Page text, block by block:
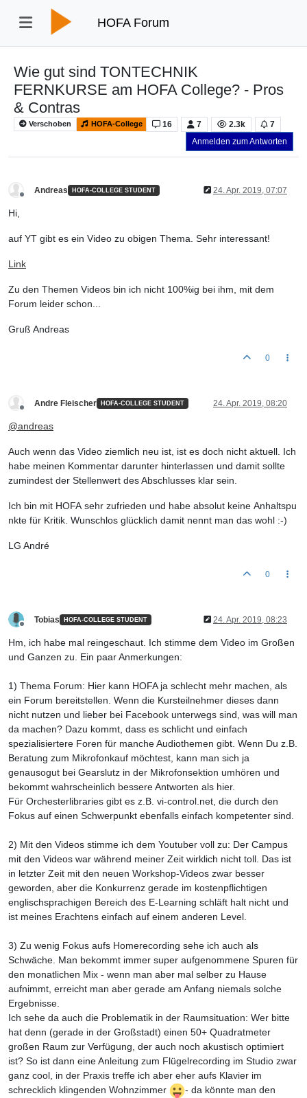
HOFA Forum
Wie gut sind TONTECHNIK
FERNKURSE am HOFA College? - Pros
& Contras
Verschoben HOFA-College 16 7 2.3k
7
Anmelden zum Antworten
Andreas HOFA-COLLEGE STUDENT 24. Apr. 2019, 07:07
Hi,
auf YT gibt es ein Video zu obigen Thema. Sehr interessant!
Link
Zu den Themen Videos bin ich nicht 100%ig bei ihm, mit dem
Forum leider schon...
Gruß Andreas
0
Andre Fleischer HOFA-COLLEGE STUDENT 24. Apr. 2019, 08:20
@andreas
Auch wenn das Video ziemlich neu ist, ist es doch nicht aktuell. Ich
habe meinen Kommentar darunter hinterlassen und damit sollte
zumindest der Stellenwert des Abschlusses klar sein.
Ich bin mit HOFA sehr zufrieden und habe absolut keine Anhaltspu
nkte für Kritik. Wunschlos glücklich damit nennt man das wohl :-)
LG André
0
Tobias HOFA-COLLEGE STUDENT 24. Apr. 2019, 08:23
Hm, ich habe mal reingeschaut. Ich stimme dem Video im Großen
und Ganzen zu. Ein paar Anmerkungen:
1) Thema Forum: Hier kann HOFA ja schlecht mehr machen, als
ein Forum bereitstellen. Wenn die Kursteilnehmer dieses dann
nicht nutzen und lieber bei Facebook unterwegs sind, was will man
da machen? Dazu kommt, dass es schlicht und einfach
spezialisiertere Foren für manche Audiothemen gibt. Wenn Du z.B.
Beratung zum Mikrofonkauf möchtest, kann man sich ja
genausogut bei Gearslutz in der Mikrofonsektion umhören und
bekommt wahrscheinlich bessere Antworten als hier.
Für Orchesterlibraries gibt es z.B. vi-control.net, die durch den
Fokus auf einen Schwerpunkt ebenfalls einfach kompetenter sind.
2) Mit den Videos stimme ich dem Youtuber voll zu: Der Campus
mit den Videos war während meiner Zeit wirklich nicht toll. Das ist
in letzter Zeit mit den neuen Workshop-Videos zwar besser
geworden, aber die Konkurrenz gerade im kostenpflichtigen
englischsprachigen Bereich des E-Learning schläft halt nicht und
ist meines Erachtens einfach auf einem anderen Level.
3) Zu wenig Fokus aufs Homerecording sehe ich auch als
Schwäche. Man bekommt immer super aufgenommene Spuren für
den monatlichen Mix - wenn man aber mal selber zu Hause
aufnimmt, erreicht man aber gerade am Anfang niemals solche
Ergebnisse.
Ich sehe da auch die Problematik in der Raumsituation: Wer bitte
hat denn (gerade in der Großstadt) einen 50+ Quadratmeter
großen Raum zur Verfügung, der auch noch akustisch optimiert
ist? So ist dann eine Anleitung zum Flügelrecording im Studio zwar
ganz cool, in der Praxis treffe ich aber eher aufs Klavier im
schrecklich klingenden Wohnzimmer
- da könnte man den